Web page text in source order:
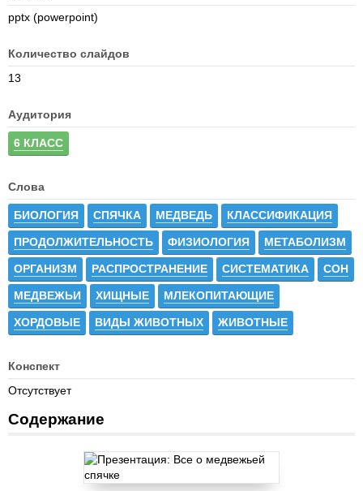
pptx (powerpoint)
Количество слайдов
13
Аудитория
6 КЛАСС
Слова
БИОЛОГИЯ СПЯЧКА МЕДВЕДЬ КЛАССИФИКАЦИЯ
ПРОДОЛЖИТЕЛЬНОСТЬ ФИЗИОЛОГИЯ МЕТАБОЛИЗМ
ОРГАНИЗМ РАСПРОСТРАНЕНИЕ СИСТЕМАТИКА СОН
МЕДВЕЖЬИ ХИЩНЫЕ МЛЕКОПИТАЮЩИЕ
ХОРДОВЫЕ ВИДЫ ЖИВОТНЫХ ЖИВОТНЫЕ
Конспект
Отсутствует
Содержание